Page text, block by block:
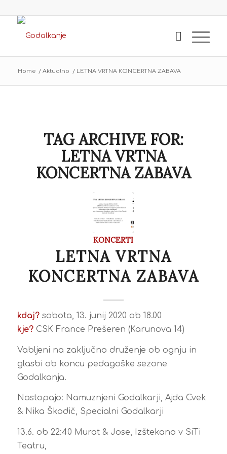
Home / Aktualno / LETNA VRTNA KONCERTNA ZABAVA
TAG ARCHIVE FOR:
LETNA VRTNA
KONCERTNA ZABAVA
KONCERTI
LETNA VRTNA
KONCERTNA ZABAVA
kdaj? sobota, 13. junij 2020 ob 18.00
kje? CSK France Prešeren (Karunova 14)
Vabljeni na zaključno druženje ob ognju in
glasbi ob koncu pedagoške sezone
Godalkanja.
Nastopajo: Namuznjeni Godalkarji, Ajda Cvek
& Nika Škodič, Specialni Godalkarji
13.6. ob 22:40 Murat & Jose, Izštekano v SiTi
Teatru,